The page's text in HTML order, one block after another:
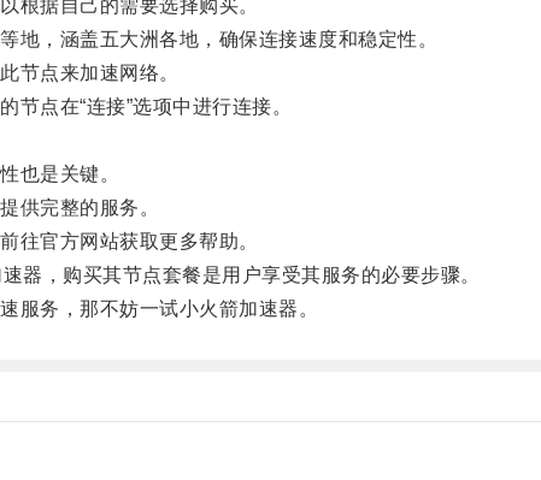
据自己的需要选择购买。
，涵盖五大洲各地，确保连接速度和稳定性。
点来加速网络。
点在“连接”选项中进行连接。
也是关键。
完整的服务。
官方网站获取更多帮助。
，购买其节点套餐是用户享受其服务的必要步骤。
务，那不妨一试小火箭加速器。